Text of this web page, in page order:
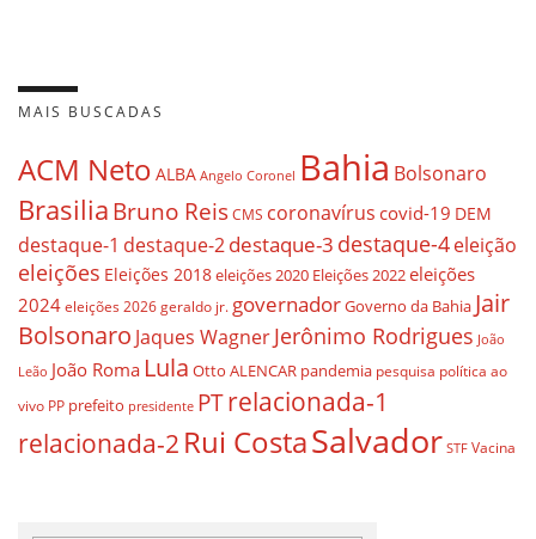
MAIS BUSCADAS
ACM Neto ALBA Angelo Coronel Bahia Bolsonaro
BrasiliaBruno ReisCMS coronavírus covid-19 DEM
destaque-1 destaque-2destaque-3 destaque-4eleição
eleições Eleições 2018eleições 2020 Eleições 2022eleições
2024 eleições 2026 geraldo jr. governadorGoverno da Bahia Jair
Bolsonaro Jaques WagnerJerônimo Rodrigues João
Leão João Roma Lula Otto ALENCAR pandemia pesquisa política ao
vivo PP prefeito presidente PTrelacionada-1
relacionada-2 Rui CostaSalvador STF Vacina